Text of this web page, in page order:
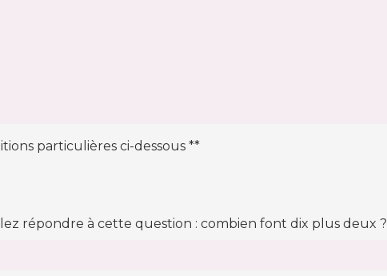
particulières ci-dessous **
répondre à cette question : combien font dix plus deux ?